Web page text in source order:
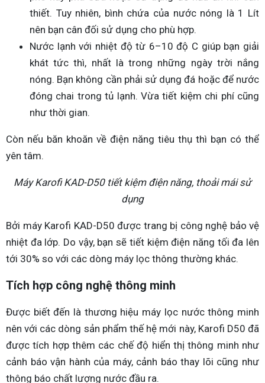
thiết. Tuy nhiên, bình chứa của nước nóng là 1 Lít
nên bạn cân đối sử dụng cho phù hợp.
Nước lạnh với nhiệt độ từ 6–10 độ C giúp bạn giải
khát tức thì, nhất là trong những ngày trời nắng
nóng. Bạn không cần phải sử dụng đá hoặc để nước
đóng chai trong tủ lạnh. Vừa tiết kiệm chi phí cũng
như thời gian.
Còn nếu băn khoăn về điện năng tiêu thụ thì bạn có thể
yên tâm.
Máy Karofi KAD-D50 tiết kiệm điện năng, thoải mái sử
dụng
Bởi máy Karofi KAD-D50 được trang bị công nghệ bảo vệ
nhiệt đa lớp. Do vậy, bạn sẽ tiết kiệm điện năng tối đa lên
tới 30% so với các dòng máy lọc thông thường khác.
Tích hợp công nghệ thông minh
Được biết đến là thương hiệu máy lọc nước thông minh
nên với các dòng sản phẩm thế hệ mới này, Karofi D50 đã
được tích hợp thêm các chế độ hiển thị thông minh như
cảnh báo vận hành của máy, cảnh báo thay lõi cũng như
thông báo chất lượng nước đầu ra.